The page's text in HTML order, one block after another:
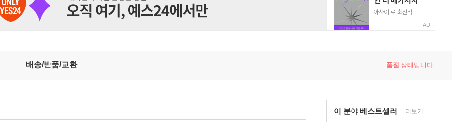
AD
배송/반품/교환 품절 상태입니다.
이 분야 베스트셀러 더보기